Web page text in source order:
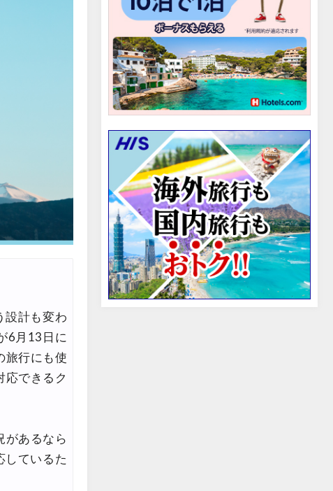
設計も変わ
6月13日に
旅行にも使
応できるク
があるなら
しているた